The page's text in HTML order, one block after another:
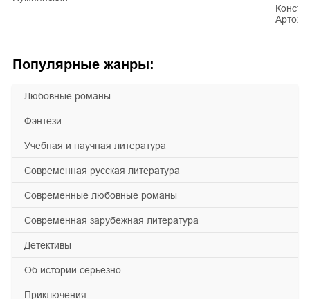
Популярные жанры:
любовные романы
фэнтези
учебная и научная литература
современная русская литература
современные любовные романы
современная зарубежная литература
детективы
об истории серьезно
приключения